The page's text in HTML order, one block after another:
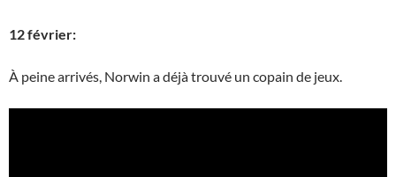
12 février:
À peine arrivés, Norwin a déjà trouvé un copain de jeux.